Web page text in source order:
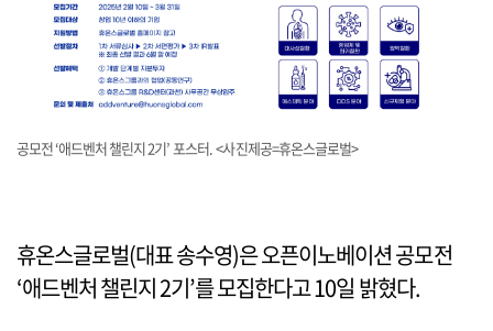
공모전 ‘애드벤처 챌린지 2기’ 포스터. <사진제공=휴온스글로벌>
휴온스글로벌(대표 송수영)은 오픈이노베이션 공모전
‘애드벤처 챌린지 2기’를 모집한다고 10일 밝혔다.